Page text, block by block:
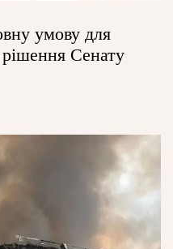
умову для
рішення Сенату